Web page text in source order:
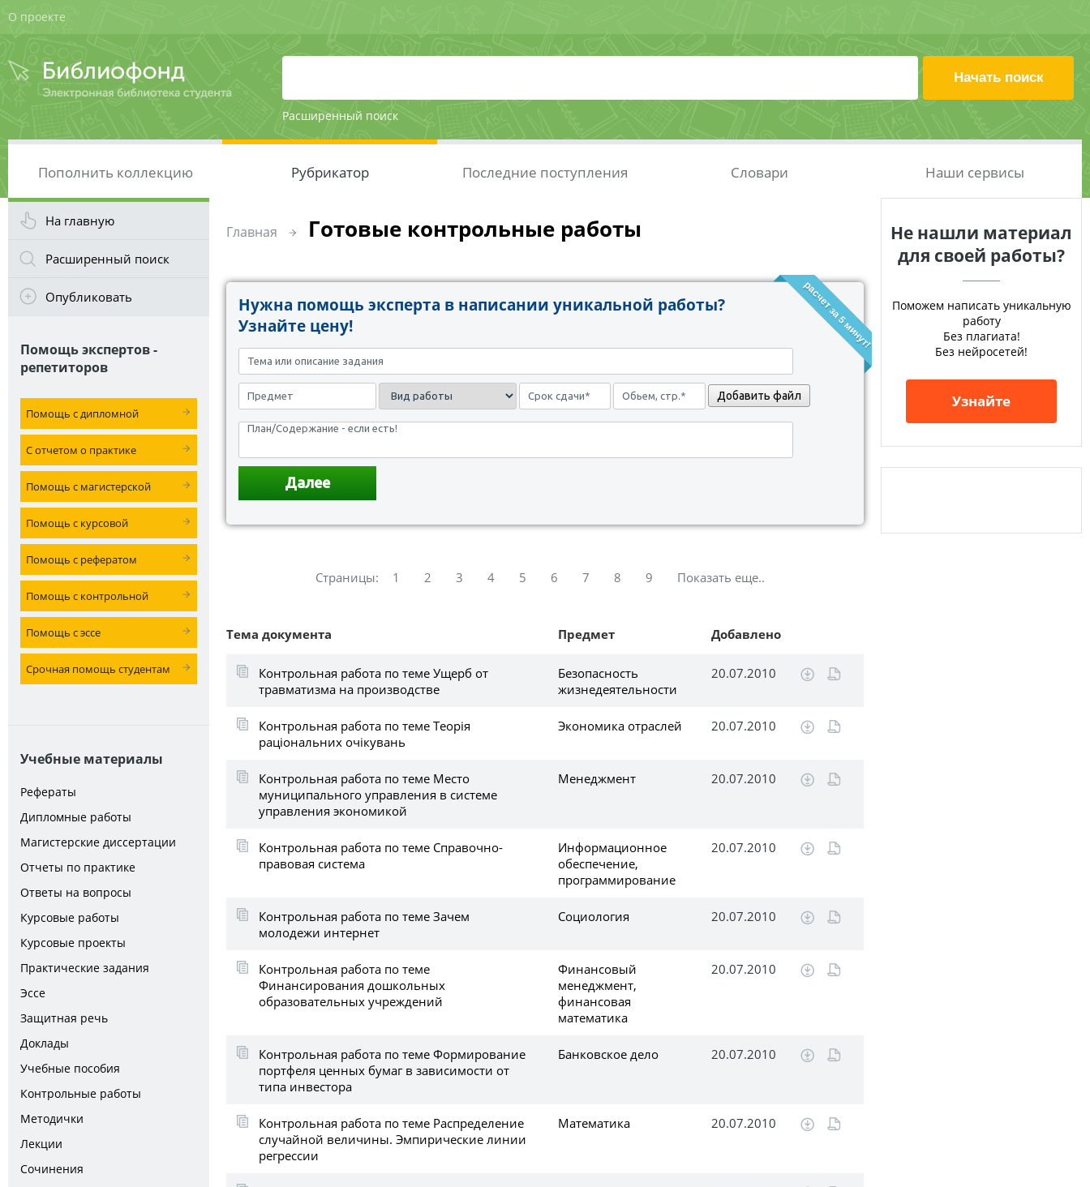
О проекте
Расширенный поиск
Пополнить коллекцию Рубрикатор Последние поступления Словари Наши сервисы
На главную
Расширенный поиск
Опубликовать
Помощь экспертов -
репетиторов
Помощь с дипломной
С отчетом о практике
Помощь с магистерской
Помощь с курсовой
Помощь с рефератом
Помощь с контрольной
Помощь с эссе
Срочная помощь студентам
Учебные материалы
Рефераты
Дипломные работы
Магистерские диссертации
Отчеты по практике
Ответы на вопросы
Курсовые работы
Курсовые проекты
Практические задания
Эссе
Защитная речь
Доклады
Учебные пособия
Контрольные работы
Методички
Лекции
Сочинения
Главная Готовые контрольные работы
расчет за 5 минут!
Нужна помощь эксперта в написании уникальной работы?
Узнайте цену!
Добавить файл
Страницы: 1 2 3 4 5 6 7 8 9 Показать еще..
Тема документа Предмет Добавлено
Контрольная работа по теме Ущерб от
травматизма на производстве
Безопасность
жизнедеятельности
20.07.2010
Контрольная работа по теме Теорія
раціональних очікувань
Экономика отраслей 20.07.2010
Контрольная работа по теме Место
муниципального управления в системе
управления экономикой
Менеджмент 20.07.2010
Контрольная работа по теме Справочно-
правовая система
Информационное
обеспечение,
программирование
20.07.2010
Контрольная работа по теме Зачем
молодежи интернет
Социология 20.07.2010
Контрольная работа по теме
Финансирования дошкольных
образовательных учреждений
Финансовый
менеджмент,
финансовая
математика
20.07.2010
Контрольная работа по теме Формирование
портфеля ценных бумаг в зависимости от
типа инвестора
Банковское дело 20.07.2010
Контрольная работа по теме Распределение
случайной величины. Эмпирические линии
регрессии
Математика 20.07.2010
Не нашли материал
для своей работы?
Поможем написать уникальную
работу
Без плагиата!
Без нейросетей!
Узнайте